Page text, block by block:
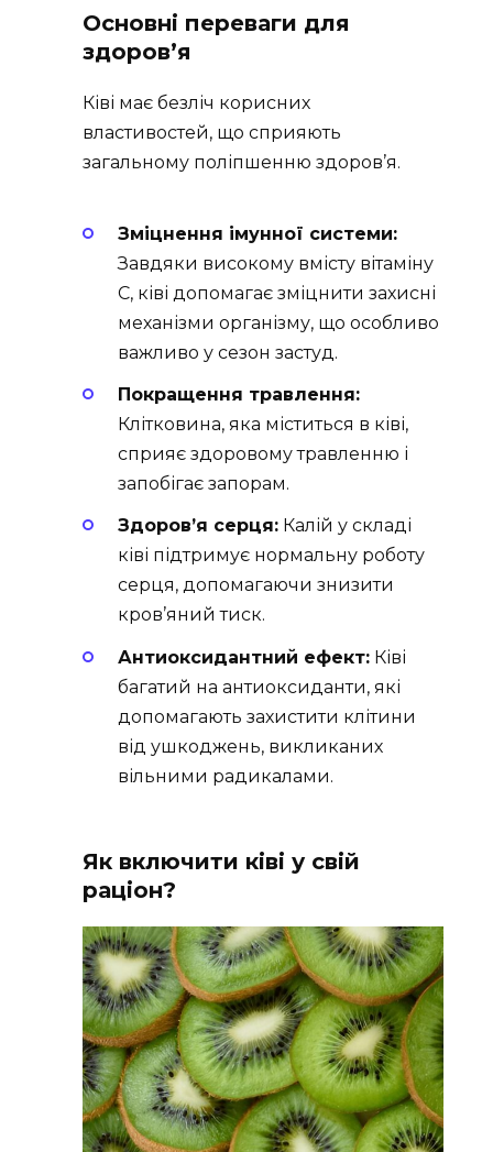
Основні переваги для
здоров’я
Ківі має безліч корисних
властивостей, що сприяють
загальному поліпшенню здоров’я.
Зміцнення імунної системи:
Завдяки високому вмісту вітаміну
C, ківі допомагає зміцнити захисні
механізми організму, що особливо
важливо у сезон застуд.
Покращення травлення:
Клітковина, яка міститься в ківі,
сприяє здоровому травленню і
запобігає запорам.
Здоров’я серця: Калій у складі
ківі підтримує нормальну роботу
серця, допомагаючи знизити
кров’яний тиск.
Антиоксидантний ефект: Ківі
багатий на антиоксиданти, які
допомагають захистити клітини
від ушкоджень, викликаних
вільними радикалами.
Як включити ківі у свій
раціон?